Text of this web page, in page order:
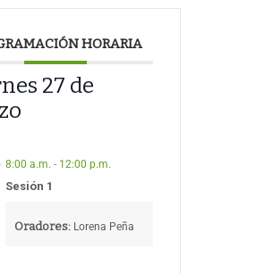
HORARIA
27 de
8:00 a.m. - 12:00 p.m.
Sesión 1
Oradores: Lorena Peña